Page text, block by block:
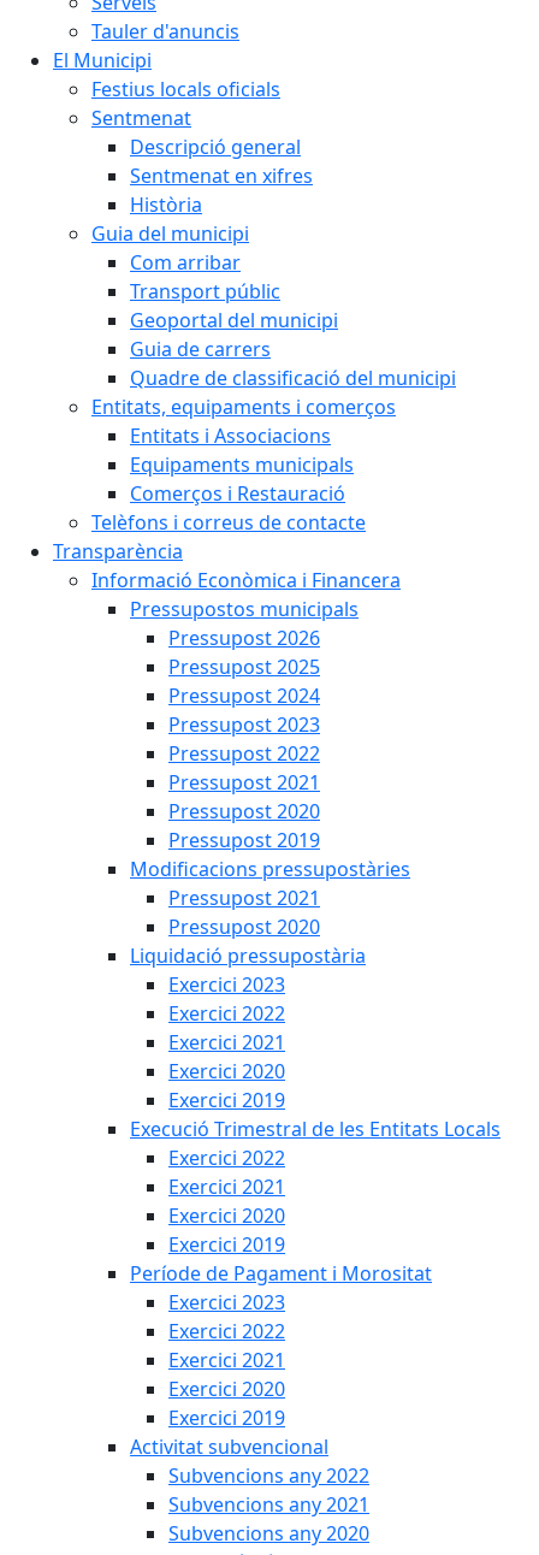
Tauler d'anuncis
El Municipi
Festius locals oficials
Sentmenat
Descripció general
Sentmenat en xifres
Història
Guia del municipi
Com arribar
Transport públic
Geoportal del municipi
Guia de carrers
Quadre de classificació del municipi
Entitats, equipaments i comerços
Entitats i Associacions
Equipaments municipals
Comerços i Restauració
Telèfons i correus de contacte
Transparència
Informació Econòmica i Financera
Pressupostos municipals
Pressupost 2026
Pressupost 2025
Pressupost 2024
Pressupost 2023
Pressupost 2022
Pressupost 2021
Pressupost 2020
Pressupost 2019
Modificacions pressupostàries
Pressupost 2021
Pressupost 2020
Liquidació pressupostària
Exercici 2023
Exercici 2022
Exercici 2021
Exercici 2020
Exercici 2019
Execució Trimestral de les Entitats Locals
Exercici 2022
Exercici 2021
Exercici 2020
Exercici 2019
Període de Pagament i Morositat
Exercici 2023
Exercici 2022
Exercici 2021
Exercici 2020
Exercici 2019
Activitat subvencional
Subvencions any 2022
Subvencions any 2021
Subvencions any 2020